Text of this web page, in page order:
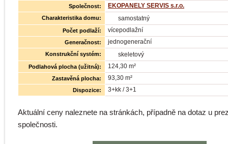
Společnost: EKOPANELY SERVIS s.r.o.
Charakteristika domu: samostatný
Počet podlaží: vícepodlažní
Generačnost: jednogenerační
Konstrukční systém: skeletový
Podlahová plocha (užitná): 124,30 m²
Zastavěná plocha: 93,30 m²
Dispozice: 3+kk / 3+1
Aktuální ceny naleznete na stránkách, případně na dotaz u
společnosti.